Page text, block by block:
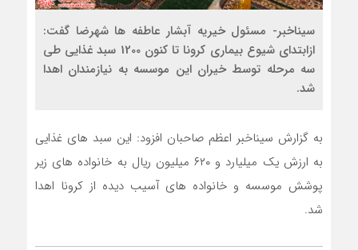
سیناخبر- مسئول خیریه آبشار عاطفه ها شهرضا گفت:
ازابتدای شیوع بیماری کرونا تا کنون 1200 سبد غذایی طی
سه مرحله توسط خیران این موسسه به نیازمندان اهدا
شد.
به گزارش سیناخبر اعظم صاحبان افزود: این سبد های غذایی
به ارزش یک میلیارد و ۶۲۰ میلیون ریال به خانواده های زیر
پوشش موسسه و خانواده های آسیب دیده از کرونا اهدا
شد.